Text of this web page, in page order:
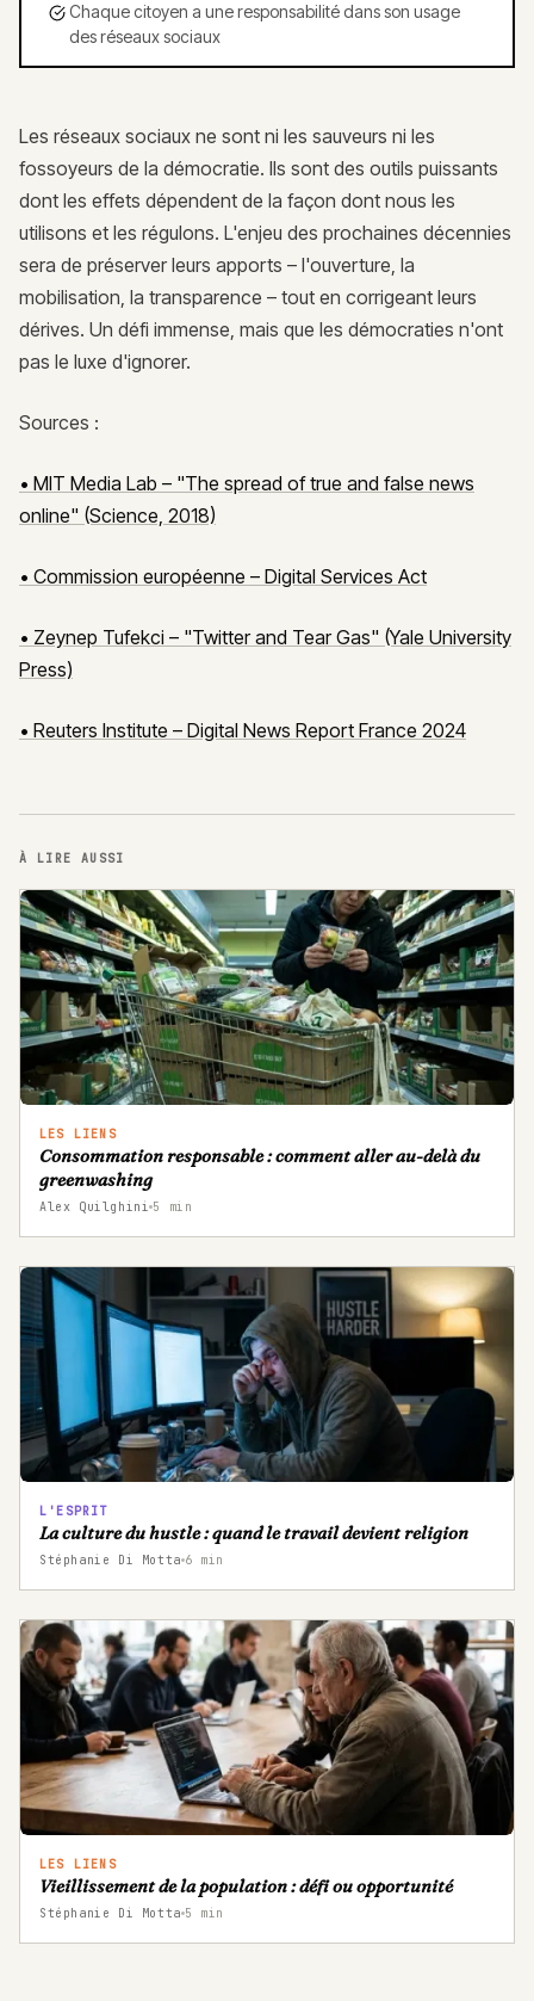
Chaque citoyen a une responsabilité dans son usage
des réseaux sociaux
Les réseaux sociaux ne sont ni les sauveurs ni les
fossoyeurs de la démocratie. Ils sont des outils puissants
dont les effets dépendent de la façon dont nous les
utilisons et les régulons. L'enjeu des prochaines décennies
sera de préserver leurs apports – l'ouverture, la
mobilisation, la transparence – tout en corrigeant leurs
dérives. Un défi immense, mais que les démocraties n'ont
pas le luxe d'ignorer.
Sources :
• MIT Media Lab – "The spread of true and false news
online" (Science, 2018)
• Commission européenne – Digital Services Act
• Zeynep Tufekci – "Twitter and Tear Gas" (Yale University
Press)
• Reuters Institute – Digital News Report France 2024
À LIRE AUSSI
LES LIENS
Consommation responsable : comment aller au-delà du
greenwashing
Alex Quilghini 5 min
L'ESPRIT
La culture du hustle : quand le travail devient religion
Stéphanie Di Motta 6 min
LES LIENS
Vieillissement de la population : défi ou opportunité
Stéphanie Di Motta 5 min